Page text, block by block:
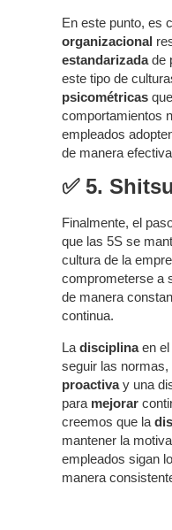
En este punto, es
organizacional
estandarizadade
este tipo de
psicométricas
comportamientos
empleados
de manera
✅ 5.
Finalmente, el
que las 5S se
cultura de la
comprometerse a
de manera
continua.
La disciplinaen el
seguir las
proactivay una
para mejorar
creemos que la
mantener la
empleados sigan
manera